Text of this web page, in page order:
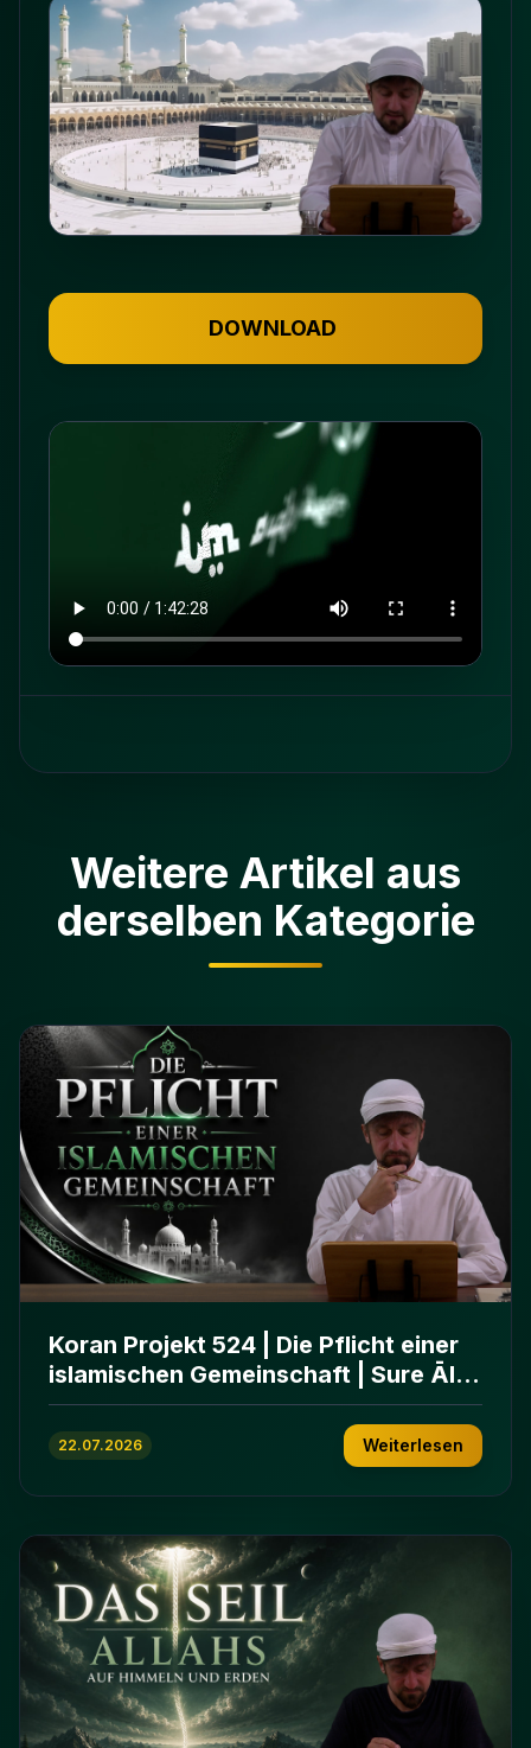
DOWNLOAD
Weitere Artikel aus
derselben Kategorie
Koran Projekt 524 | Die Pflicht einer
islamischen Gemeinschaft | Sure Āl
ʿImrān 103-112
22.07.2026 Weiterlesen